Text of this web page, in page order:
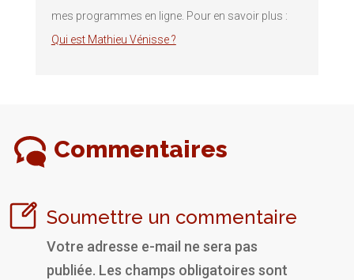
mes programmes en ligne. Pour en savoir plus :
Qui est Mathieu Vénisse ?
Commentaires
Soumettre un commentaire
Votre adresse e-mail ne sera pas
publiée. Les champs obligatoires sont